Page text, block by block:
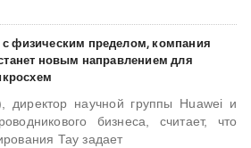
с физическим пределом, компания
новым направлением для
директор научной группы Huawei и
бизнеса, считает, что
Тау задает